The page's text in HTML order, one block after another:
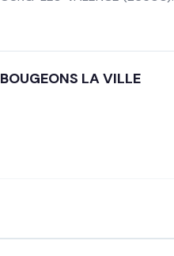
LA VILLE